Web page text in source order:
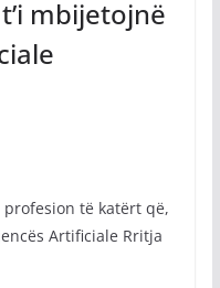
mbijetojnë
të katërt që,
Artificiale Rritja